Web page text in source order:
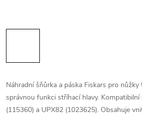
Náhradní šňůrka a páska Fiskars pro
správnou funkci stříhací hlavy.
(115360) a UPX82 (1023625). Obsahuje